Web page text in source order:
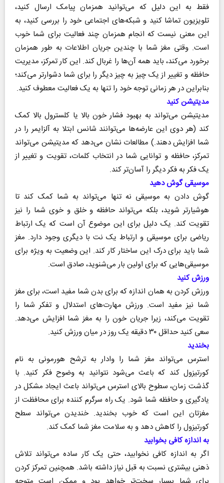
فقط به این دلیل که می‌توانید همزمان پیامک ارسال کنید،
تلویزیون تماشا کنید و شبکه‌های اجتماعی خود را بررسی کنید، به
این معنی نیست که انجام همزمان چند فعالیت برای شما خوب
است. وقتی مغز شما با چندین جریان اطلاعات به طور همزمان
برخورد می‌کند، باید همه آن‌ها را غربال کند. این کار تمرکز، مدیریت
حافظه و تغییر از یک چیز به چیز دیگر را برای شما دشوارتر می‌کند؛
بنابراین در هر زمانی توجه خود را تنها به یک فعالیت معطوف کنید.
مدیتیشن کنید
مدیتیشن می‌تواند به بهبود فشار خون بالا یا کلسترول بالا کمک
کند (هر دوی این عارضه‌ها می‌توانند شانس ابتلا به آلزایمر را در
شما افزایش دهند.) مطالعات نشان می‌دهد که مدیتیشن می‌تواند
تمرکز، حافظه و توانایی شما در انتخاب کلمات، تقویت و تغییر از
یک فکر به فکر دیگر را آسان‌تر کند.
موسیقی گوش دهید
گوش دادن به موسیقی نه تنها می‌تواند به شما کمک کند تا
هوشیارتر شوید، بلکه می‌تواند حافظه و خلق و خوی شما را نیز
تقویت کند. یک دلیل برای این موضوع آن است که یک ارتباط
ریاضی برای موسیقی و ارتباط یک نت با دیگری وجود دارد. مغز
شما باید برای درک این ساختار کار کند. این وضعیت به ویژه برای
موسیقی‌هایی که برای اولین بار می‌شنوید، صادق است.
ورزش کنید
ورزش کردن به همان اندازه که برای بدن شما مفید است، برای مغز
شما نیز مفید است. ورزش مهارت‌های استدلال و تفکر شما را
تقویت می‌کند، زیرا جریان خون را به مغز شما افزایش می‌دهد.
سعی کنید حداقل ۳۰ دقیقه یک روز در میان ورزش کنید.
بخندید
استرس می‌تواند مغز شما را وادار به ترشح هورمونی به نام
کورتیزول کند که باعث می‌شود نتوانید به وضوح فکر کنید. با
گذشت زمان، سطوح بالای استرس می‌تواند باعث ایجاد مشکل در
یادگیری و حافظه شما شود. یک راه سرگرم کننده برای محافظت از
مغزتان این است که خوب بخندید. خندیدن می‌تواند سطح
کورتیزول را کاهش دهد و به سلامت مغز شما کمک کند.
به اندازه کافی بخوابید
اگر به اندازه کافی نخوابید، حتی یک کار ساده می‌تواند تلاش
ذهنی بیشتری نسبت به قبل نیاز داشته باشد. همچنین تمرکز کردن